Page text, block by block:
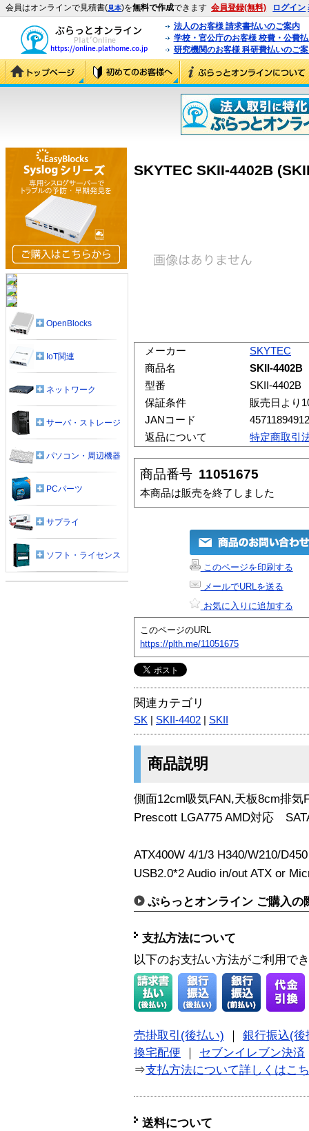
会員はオンラインで見積書(見本)を無料で作成できます 会員登録(無料) ログイン
法人のお客様 請求書払いのご案内
学校・官公庁のお客様 校費・公費
研究機関のお客様 科研費払いのご
SKYTEC SKII-4402B
メーカー
SKYTEC
商品名
SKII-4402B
型番
SKII-4402B
保証条件
販売日より
JANコード
返品について
特定商取引
商品番号 11051675
本商品は販売を終了しました
このページを印刷する
メールでURLを送る
お気に入りに追加する
このページのURL
https://plth.me/11051675
関連カテゴリ
SK SKII-4402 SKII
商品説明
側面12cm吸気FAN,天板8cm排気
Prescott LGA775 AMD対応
ATX400W 4/1/3 H340/W210/
USB2.0*2 Audio in/out ATX or
ぷらっとオンライン ご購入の
支払方法について
以下のお支払い方法がご利用で
売掛取引(後払い)
銀行振込(後
換宅配便
セブンイレブン決済
⇒支払方法について詳しくはこ
送料について
OpenBlocks
IoT関連
ネットワーク
サーバ・ストレージ
パソコン・周辺機器
PCパーツ
サプライ
ソフト・ライセンス